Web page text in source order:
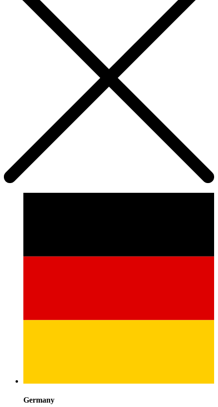
Germany